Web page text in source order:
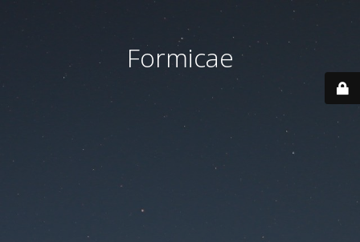
Formicae